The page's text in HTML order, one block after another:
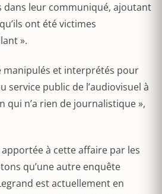
dans leur communiqué, ajoutant
ont été victimes
».
manipulés et interprétés pour
service public de l’audiovisuel à
qui n’a rien de journalistique »,
à cette affaire par les
qu’une autre enquête
est actuellement en